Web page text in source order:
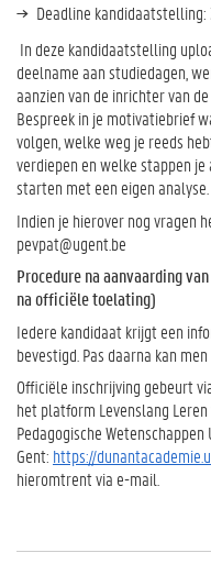
Deadline kandidaatstelling:
In deze kandidaatstelling
deelname aan studiedagen,
aanzien van de inrichter van
Bespreek in je motivatiebrief
volgen, welke weg je reeds
verdiepen en welke stappen
starten met een eigen analyse.
Indien je hierover nog vragen
pevpat@ugent.be
Procedure na aanvaarding
na officiële toelating)
Iedere kandidaat krijgt een
bevestigd. Pas daarna kan
Officiële inschrijving gebeurt
het platform Levenslang
Pedagogische
Gent: https://
hieromtrent via e-mail.